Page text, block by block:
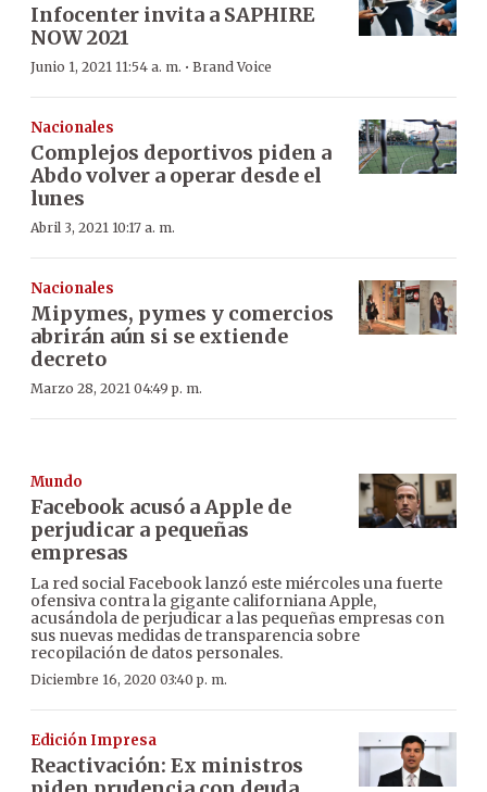
Infocenter invita a SAPHIRE
NOW 2021
Junio 1, 2021 11:54 a. m. · Brand Voice
Nacionales
Complejos deportivos piden a
Abdo volver a operar desde el
lunes
Abril 3, 2021 10:17 a. m.
Nacionales
Mipymes, pymes y comercios
abrirán aún si se extiende
decreto
Marzo 28, 2021 04:49 p. m.
Mundo
Facebook acusó a Apple de
perjudicar a pequeñas
empresas
La red social Facebook lanzó este miércoles una fuerte
ofensiva contra la gigante californiana Apple,
acusándola de perjudicar a las pequeñas empresas con
sus nuevas medidas de transparencia sobre
recopilación de datos personales.
Diciembre 16, 2020 03:40 p. m.
Edición Impresa
Reactivación: Ex ministros